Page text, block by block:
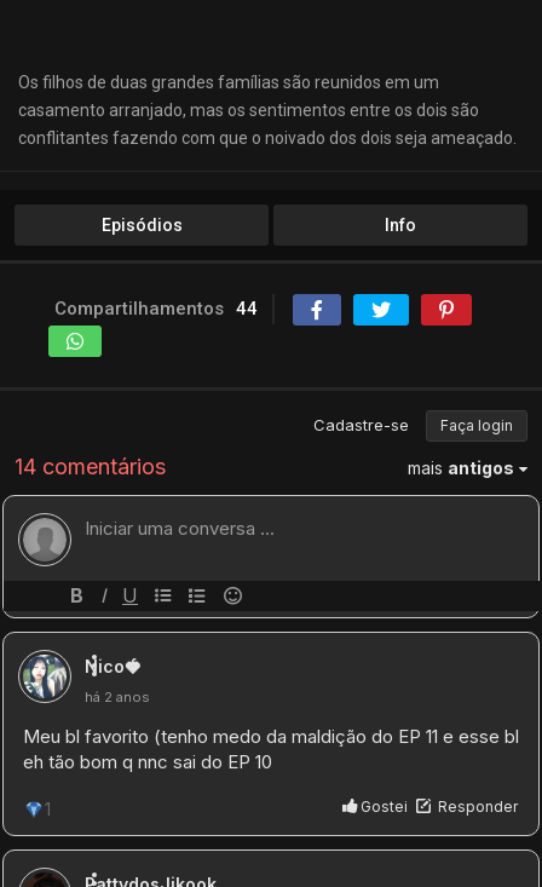
Os filhos de duas grandes famílias são reunidos em um
casamento arranjado, mas os sentimentos entre os dois são
conflitantes fazendo com que o noivado dos dois seja ameaçado.
Episódios Info
Compartilhamentos 44